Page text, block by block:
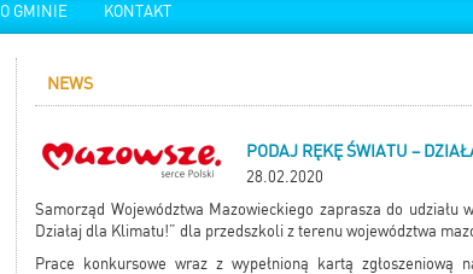
O GMINIE KONTAKT
NEWS
PODAJ RĘKĘ ŚWIATU –
28.02.2020
Samorząd Województwa Mazowieckiego zaprasza do
Działaj dla Klimatu!” dla przedszkoli z terenu województwa
Prace konkursowe wraz z wypełnioną kartą